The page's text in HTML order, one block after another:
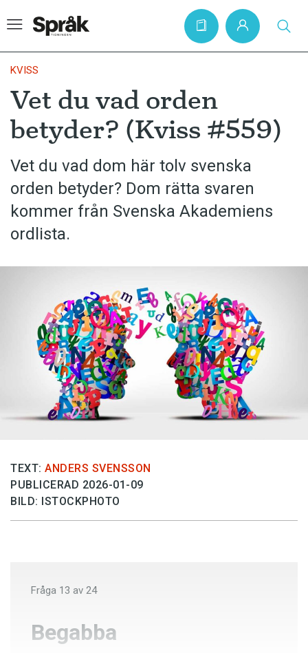
Hem
Artiklar
Krönikor
Språkfrågor
Skrivtips
Bokrecensioner
Kviss
Anmäl till språkpolisen
Föreslå nyord
Annonsera
Prenumerera
Läs Språktidningen digitalt
Press
KVISS
Vet du vad orden
betyder? (Kviss #559)
Vet du vad dom här tolv svenska
orden betyder? Dom rätta svaren
kommer från Svenska Akademiens
ordlista.
TEXT: ANDERS SVENSSON
PUBLICERAD 2026-01-09
BILD: ISTOCKPHOTO
Fråga 13 av 24
Begabba